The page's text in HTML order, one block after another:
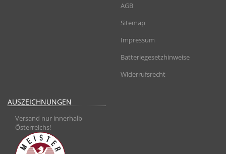
AGB
Sitemap
Impressum
Batteriegesetzhinweise
Widerrufsrecht
AUSZEICHNUNGEN
Versand nur innerhalb
Österreichs!